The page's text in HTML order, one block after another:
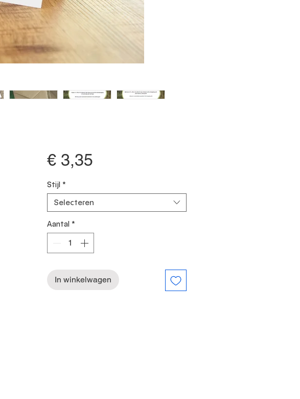
€ 3,35Prijs
Stijl *
Selecteren
Aantal *
In winkelwagen